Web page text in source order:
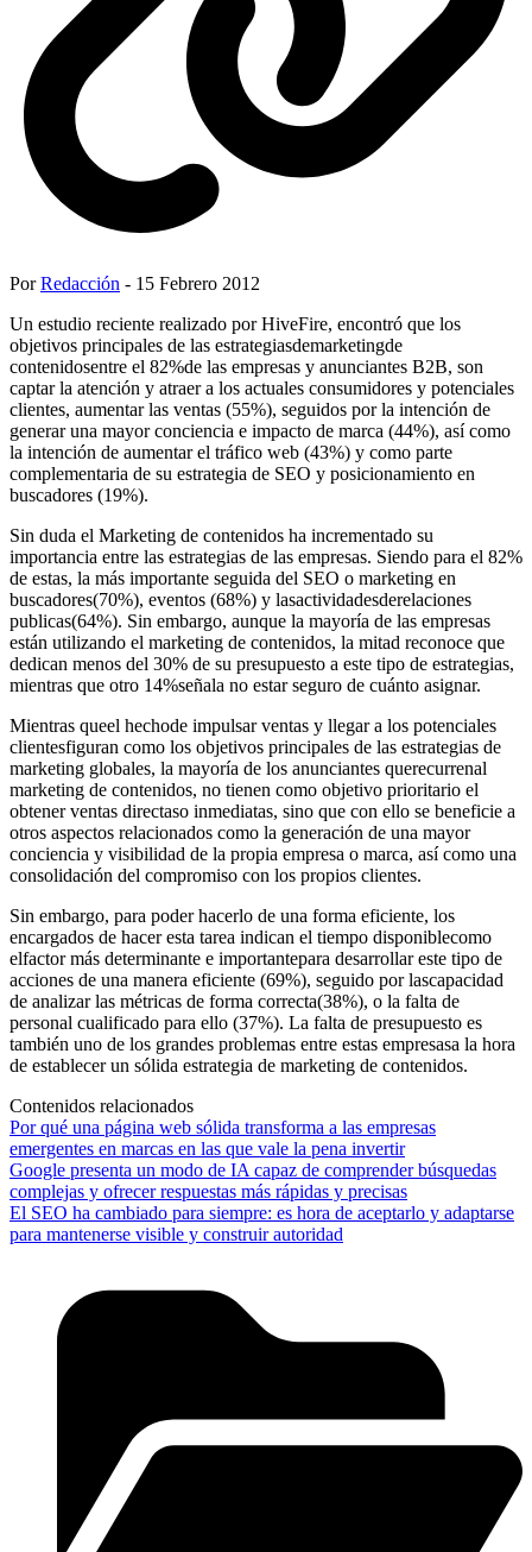
PorRedacción - 15 Febrero 2012
Un estudio reciente realizado por HiveFire, encontró que los
objetivos principales de las estrategiasdemarketingde
contenidosentre el 82%de las empresas y anunciantes B2B, son
captar la atención y atraer a los actuales consumidores y potenciales
clientes, aumentar las ventas (55%), seguidos por la intención de
generar una mayor conciencia e impacto de marca (44%), así como
la intención de aumentar el tráfico web (43%) y como parte
complementaria de su estrategia de SEO y posicionamiento en
buscadores (19%).
Sin duda el Marketing de contenidos ha incrementado su
importancia entre las estrategias de las empresas. Siendo para el 82%
de estas, la más importante seguida del SEO o marketing en
buscadores(70%), eventos (68%) y lasactividadesderelaciones
publicas(64%). Sin embargo, aunque la mayoría de las empresas
están utilizando el marketing de contenidos, la mitad reconoce que
dedican menos del 30% de su presupuesto a este tipo de estrategias,
mientras que otro 14%señala no estar seguro de cuánto asignar.
Mientras queel hechode impulsar ventas y llegar a los potenciales
clientesfiguran como los objetivos principales de las estrategias de
marketing globales, la mayoría de los anunciantes querecurrenal
marketing de contenidos, no tienen como objetivo prioritario el
obtener ventas directaso inmediatas, sino que con ello se beneficie a
otros aspectos relacionados como la generación de una mayor
conciencia y visibilidad de la propia empresa o marca, así como una
consolidación del compromiso con los propios clientes.
Sin embargo, para poder hacerlo de una forma eficiente, los
encargados de hacer esta tarea indican el tiempo disponiblecomo
elfactor más determinante e importantepara desarrollar este tipo de
acciones de una manera eficiente (69%), seguido por lascapacidad
de analizar las métricas de forma correcta(38%), o la falta de
personal cualificado para ello (37%). La falta de presupuesto es
también uno de los grandes problemas entre estas empresasa la hora
de establecer un sólida estrategia de marketing de contenidos.
Contenidos relacionados
Por qué una página web sólida transforma a las empresas
emergentes en marcas en las que vale la pena invertir
Google presenta un modo de IA capaz de comprender búsquedas
complejas y ofrecer respuestas más rápidas y precisas
El SEO ha cambiado para siempre: es hora de aceptarlo y adaptarse
para mantenerse visible y construir autoridad